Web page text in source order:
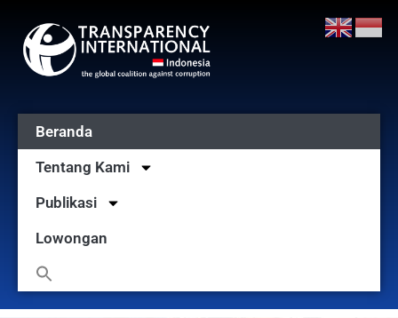
Beranda
Tentang Kami
Publikasi
Lowongan